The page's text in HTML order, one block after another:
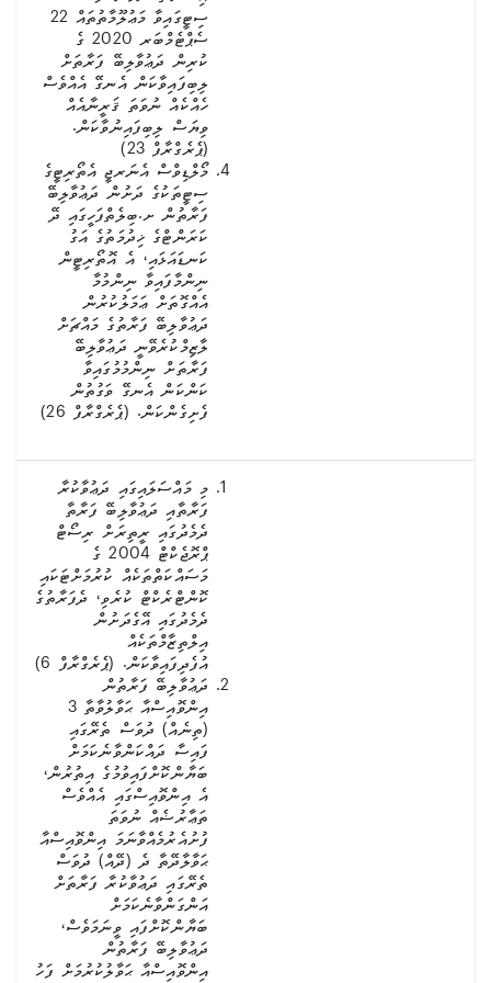
ސިޓީގައިވާ މަޢުލޫމާތުތައް 22
ސެޕްޓެމްބަރ 2020 ގެ
ކުރިން ދަޢުވާލިބޭ ފަރާތަށް
ލިބިފައިވާކަން އެނގޭ އެއްވެސް
ހެއްކެއް ނުވަތަ ޤަރީނާއެއް
ވިޔަސް ލިބިފައިނުވާކަން.
(ޕެރެގްރާފް 23)
މޯލްޑިވްސް އެނަރޖީ އެތޯރިޓީގެ
ސިޓީތަކުގެ ދަށުން ދަޢުވާލިބޭ
ފަރާތުން ށ.ބިލެތްފަހީގައި ދޭ
ކަރަންޓްގެ ޚިދުމަތުގެ އަގު
ކަނޑައަޅައި، އެ އޮތޯރިޓީން
ނިންމާފައިވާ ނިންމުމާ
އެއްގޮތަށް ޢަމަލުކުރުން
ދަޢުވާލިބޭ ފަރާތުގެ މައްޗަށް
ލާޒިމްކުރެވޭނީ ދަޢުވާލިބޭ
ފަރާތަށް ނިންމުމުގައިވާ
ކަންކަން އެނގޭ ވަގުތުން
ފެށިގެންކަން. (ޕެރެގްރާފް 26)
މި މައްސަލައިގައި ދަޢުވާކުރާ
ފަރާތާއި ދަޢުވާލިބޭ ފަރާތާ
ދެމެދުގައި ރީތިރަށް ރިސޯޓް
ޕްރޮޖެކްޓް 2004 ގެ
މަސައްކަތްތަކެއް ކުރުމަށްޓަކައި
ކޮންޓްރެކްޓް ކުރެވި، ދެފަރާތުގެ
ދެމެދުގައި އޭގެދަށުން
އިލްތިޒާމްތަކެއް
އުފެދިފައިވާކަން. (ޕެރެގްރާފް 6)
ދަޢުވާލިބޭ ފަރާތުން
އިންވޮއިސްއާ ޙަވާލުވާތާ 3
(ތިނެއް) ދުވަސް ތެރޭގައި
ފައިސާ ދައްކަންވާނެކަމަށް
ބަޔާންކޮށްފައިވުމުގެ އިތުރުން،
އެ އިންވޮއިސްގައި އެއްވެސް
ތަޢާރުޟެއް ނުވަތަ
ފުށުއެރުމެއްވާނަމަ އިންވޮއިސްއާ
ޙަވާލާދޭތާ ދެ (ދޭއް) ދުވަސް
ތެރޭގައި ދަޢުވާކުރާ ފަރާތަށް
އަންގަންވާނެކަމަށް
ބަޔާންކޮށްފައި ވީނަމަވެސް،
ދަޢުވާލިބޭ ފަރާތުން
އިންވޮއިސްއާ ޙަވާލުކުރުމަށް ފަހު